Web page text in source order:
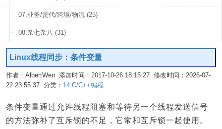
07.业务/货代/跨境/物流 (25)
08.杂七杂八 (31)
Linux线程同步：条件变量
作者：AlbertWen 添加时间：2017-10-26 18:15:27 修改时间：2026-07-
22 23:55:37 分类： 14.C/C++编程
条件变量通过允许线程阻塞和等待另一个线程发送信号
的方法弥补了互斥锁的不足，它常和互斥锁一起使用。